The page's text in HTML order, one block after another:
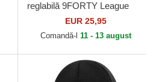
reglabilă 9FORTY League
Essential de New York
Yankees MLB de New Era
EUR 25,95
Comandă-l 11 - 13 august